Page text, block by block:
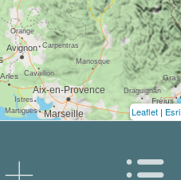
Leaflet | Esri